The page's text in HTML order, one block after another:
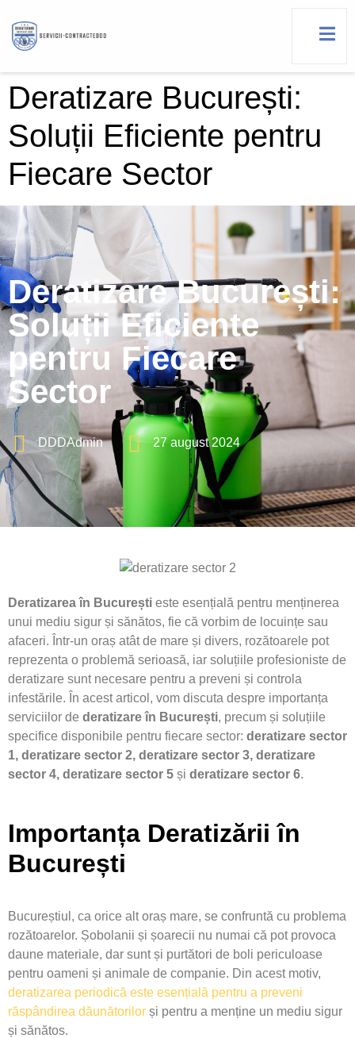
Deratizare București:
Soluții Eficiente pentru
Fiecare Sector
Deratizare București:
Soluții Eficiente
pentru Fiecare
Sector
DDDAdmin 27 august 2024
Deratizarea în București este esențială pentru menținerea
unui mediu sigur și sănătos, fie că vorbim de locuințe sau
afaceri. Într-un oraș atât de mare și divers, rozătoarele pot
reprezenta o problemă serioasă, iar soluțiile profesioniste de
deratizare sunt necesare pentru a preveni și controla
infestările. În acest articol, vom discuta despre importanța
serviciilor de deratizare în București, precum și soluțiile
specifice disponibile pentru fiecare sector: deratizare sector
1, deratizare sector 2, deratizare sector 3, deratizare
sector 4, deratizare sector 5 și deratizare sector 6.
Importanța Deratizării în
București
Bucureștiul, ca orice alt oraș mare, se confruntă cu problema
rozătoarelor. Șobolanii și șoarecii nu numai că pot provoca
daune materiale, dar sunt și purtători de boli periculoase
pentru oameni și animale de companie. Din acest motiv,
deratizarea periodică este esențială pentru a preveni
răspândirea dăunătorilor și pentru a menține un mediu sigur
și sănătos.